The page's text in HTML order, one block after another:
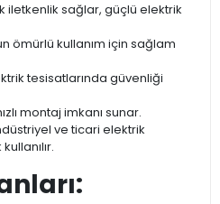
iletkenlik sağlar, güçlü elektrik
ömürlü kullanım için sağlam
tesisatlarında güvenliği
montaj imkanı sunar.
ve ticari elektrik